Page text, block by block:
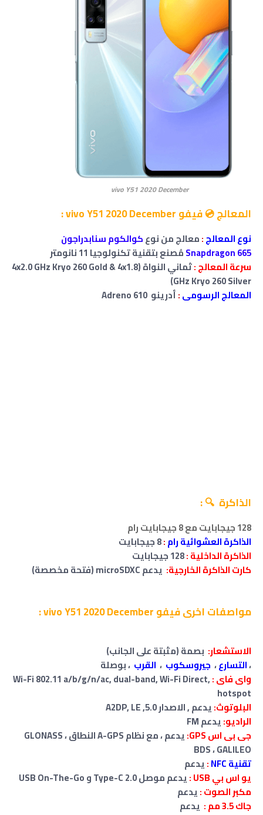
vivo Y51 2020 December
المعالج 💿 فيفو vivo Y51 2020 December :
نوع المعالج:معالج من نوعكوالكوم سنابدراجون
Snapdragon 665مُصنع بتقنية تكنولوجيا 11 نانومتر
سرعة المعالج :
ثماني النواة (4x2.0 GHz Kryo 260 Gold & 4x1.8
GHz Kryo 260 Silver)
المعالج الرسومى:أدرينو Adreno 610
الذاكرة 🔍 :
128 جيجابايت مع 8 جيجابايت رام
الذاكرة العشوائية رام:8 جيجابايت
الذاكرة الداخلية :128 جيجابايت
كارت الذاكرة الخارجية: يدعمmicroSDXC (فتحة مخصصة)
مواصفات اخرىفيفو vivo Y51 2020 December :
الاستشعار: بصمة (مثبتة على الجانب)
،التسارع، جيروسكوب ، القرب ، بوصلة
واى فاى :Wi-Fi 802.11 a/b/g/n/ac, dual-band, Wi-Fi Direct,
hotspot
البلوتوث:يدعم , الاصدار 5.0, A2DP, LE
الراديو:يدعم FM
جى بى اس GPS:
يدعم ، مع نظام A-GPS النطاق GLONASS ،
BDS ، GALILEO
تقنية NFC
:يدعم
يو اس بي USB :
يدعم موصل Type-C 2.0 و
مكبر الصوت :يدعم
جاك 3.5 مم :
يدعم